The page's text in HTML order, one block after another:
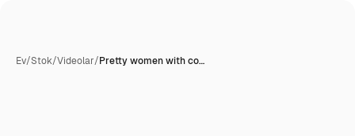
Ev/Stok/Videolar/Pretty women with co…